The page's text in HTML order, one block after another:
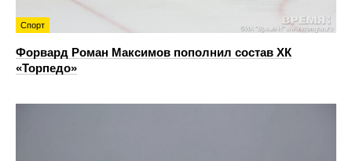
Спорт
Форвард Роман Максимов пополнил состав ХК
«Торпедо»